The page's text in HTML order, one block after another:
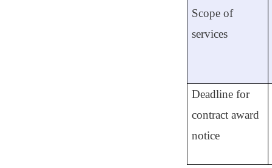
Scope of
services
Deadline for
contract award
notice